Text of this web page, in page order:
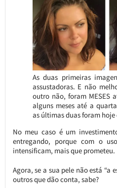
As duas primeiras
assustadoras. E não
outro não, foram MESES
alguns meses até a
as últimas duas foram hoje
No meu caso é um
entregando, porque com o
intensificam, mais que prometeu.
Agora, se a sua pele não está “a
outros que dão conta, sabe?